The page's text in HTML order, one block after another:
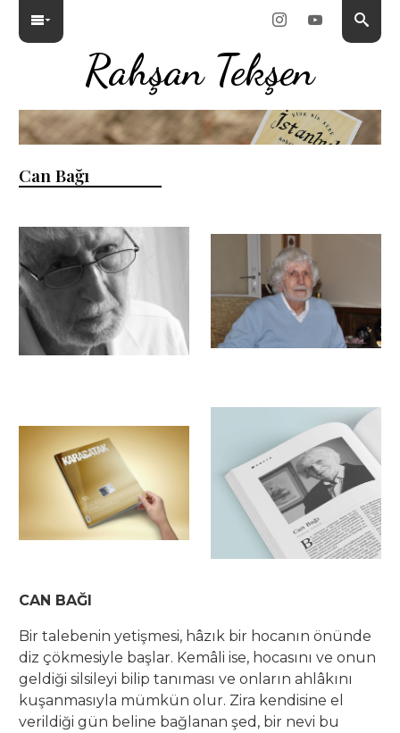
Rahşan Tekşen
Can Bağı
CAN BAĞI
Bir talebenin yetişmesi, hâzık bir hocanın önünde
diz çökmesiyle başlar. Kemâli ise, hocasını ve onun
geldiği silsileyi bilip tanıması ve onların ahlâkını
kuşanmasıyla mümkün olur. Zira kendisine el
verildiği gün beline bağlanan şed, bir nevi bu